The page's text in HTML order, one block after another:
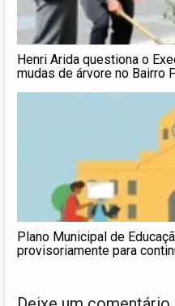
Henri Arida questiona o
mudas de árvore no Bairro
Plano Municipal de
provisoriamente para